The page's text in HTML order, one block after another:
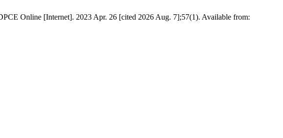
Online [Internet]. 2023 Apr. 26 [cited 2026 Aug. 7];57(1). Available from: